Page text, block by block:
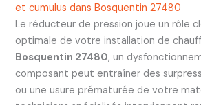
et cumulus dans Bosquentin 27480
Le réducteur de pression joue un rôle
optimale de votre installation de
Bosquentin 27480, un
composant peut entraîner des
ou une usure prématurée de votre